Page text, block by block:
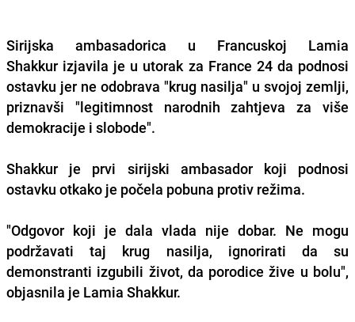
Sirijska ambasadorica u Francuskoj Lamia
Shakkur izjavila je u utorak za France 24 da podnosi
ostavku jer ne odobrava "krug nasilja" u svojoj zemlji,
priznavši "legitimnost narodnih zahtjeva za više
demokracije i slobode".
Shakkur je prvi sirijski ambasador koji podnosi
ostavku otkako je počela pobuna protiv režima.
"Odgovor koji je dala vlada nije dobar. Ne mogu
podržavati taj krug nasilja, ignorirati da su
demonstranti izgubili život, da porodice žive u bolu",
objasnila je Lamia Shakkur.